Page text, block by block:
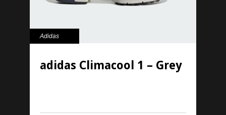
Adidas
adidas Climacool 1 – Grey